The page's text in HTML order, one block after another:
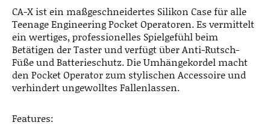
CA-X ist ein maßgeschneidertes Silikon Case für alle
Teenage Engineering Pocket Operatoren. Es vermittelt
ein wertiges, professionelles Spielgefühl beim
Betätigen der Taster und verfügt über Anti-Rutsch-
Füße und Batterieschutz. Die Umhängekordel macht
den Pocket Operator zum stylischen Accessoire und
verhindert ungewolltes Fallenlassen.
Features: